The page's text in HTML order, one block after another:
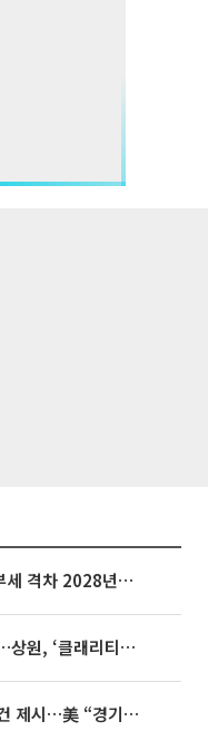
종부세 개편에도…1·3주택 종부세 격차 2028년부터 확대
미국, 가상자산 포괄 규제 속도…상원, ‘클래리티법’ 9월 절차투표 추진
이란, 미국에 호르무즈 합의 조건 제시…美 “경기 아직 안 끝나” [종합]